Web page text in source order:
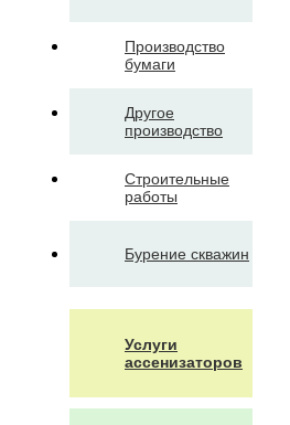
Производство
бумаги
Другое
производство
Строительные
работы
Бурение скважин
Услуги
ассенизаторов